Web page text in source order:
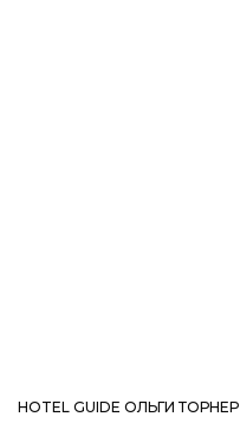
HOTEL GUIDE ОЛЬГИ ТОРНЕР